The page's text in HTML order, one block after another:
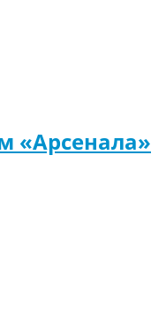
«Арсенала»